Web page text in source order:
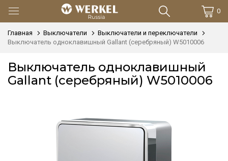
0
Главная Выключатели
Выключатели и переключатели
Выключатель одноклавишный Gallant (серебряный) W5010006
Выключатель одноклавишный
Gallant (серебряный) W5010006